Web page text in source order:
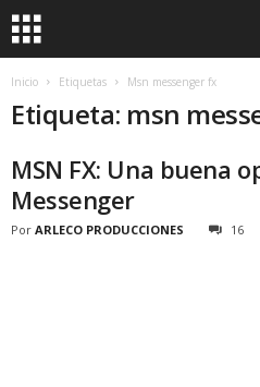
Inicio Etiquetas Msn messenger fx
Etiqueta: msn
MSN FX: Una buena
Messenger
Por ARLECO PRODUCCIONES 16